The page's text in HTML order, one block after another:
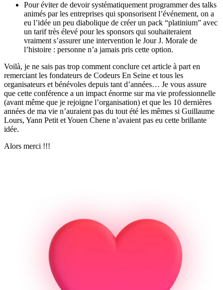
Pour éviter de devoir systématiquement programmer des talks
animés par les entreprises qui sponsorisent l’événement, on a
eu l’idée un peu diabolique de créer un pack “platinium” avec
un tarif très élevé pour les sponsors qui souhaiteraient
vraiment s’assurer une intervention le Jour J. Morale de
l’histoire : personne n’a jamais pris cette option.
Voilà, je ne sais pas trop comment conclure cet article à part en
remerciant les fondateurs de Codeurs En Seine et tous les
organisateurs et bénévoles depuis tant d’années… Je vous assure
que cette conférence a un impact énorme sur ma vie professionnelle
(avant même que je rejoigne l’organisation) et que les 10 dernières
années de ma vie n’auraient pas du tout été les mêmes si Guillaume
Lours, Yann Petit et Youen Chene n’avaient pas eu cette brillante
idée.
Alors merci !!!